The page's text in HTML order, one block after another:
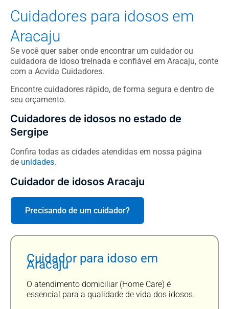
Cuidadores para idosos em
Aracaju
Se você quer saber onde encontrar um cuidador ou
cuidadora de idoso treinada e confiável em Aracaju, conte
com a Acvida Cuidadores.
Encontre cuidadores rápido, de forma segura e dentro de
seu orçamento.
Cuidadores de idosos no estado de
Sergipe
Confira todas as cidades atendidas em nossa página
de unidades.
Cuidador de idosos Aracaju
Precisando de um cuidador?
Cuidador para idoso em
Aracaju
O atendimento domiciliar (Home Care) é
essencial para a qualidade de vida dos idosos.